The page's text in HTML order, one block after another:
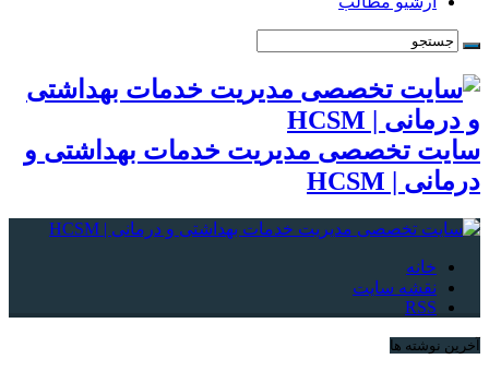
سایت تخصصی مدیریت خدمات بهداشتی و
درمانی | HCSM
خانه
نقشه سایت
RSS
آخرین نوشته ها